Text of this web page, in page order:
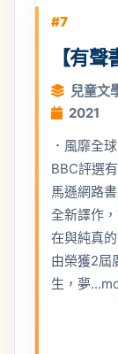
#7
【有
兒童文
2021
．風靡全
BBC評選
馬遜網路
全新譯作
在與純真
由榮獲2屆
生，夢